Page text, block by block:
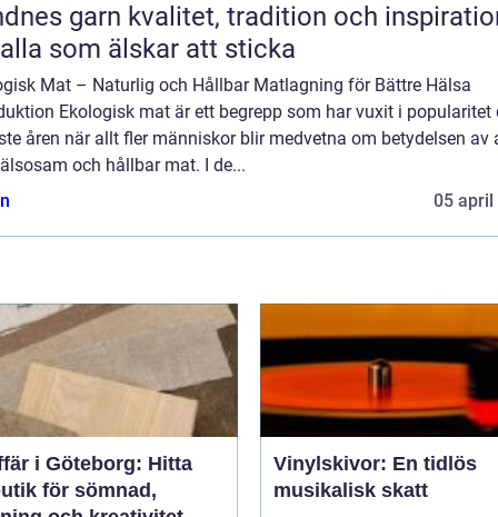
kvalitet, tradition och inspiration
som älskar att sticka
Mat – Naturlig och Hållbar Matlagning för Bättre Hälsa
Ekologisk mat är ett begrepp som har vuxit i popularitet
åren när allt fler människor blir medvetna om betydelsen av
och hållbar mat. I de...
05 april
i Göteborg: Hitta
för sömnad,
Vinylskivor: En tidlös
musikalisk skatt